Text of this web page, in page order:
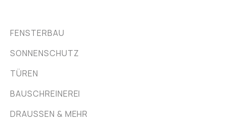
FENSTERBAU
SONNENSCHUTZ
TÜREN
BAUSCHREINEREI
DRAUSSEN & MEHR